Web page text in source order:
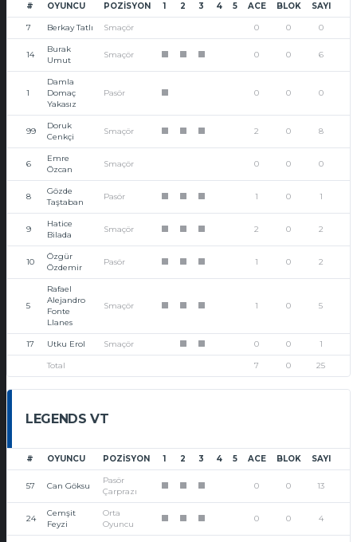
# OYUNCU POZISYON 1 2 3 4 5 ACE BLOK SAYI
7 Berkay Tatlı Smaçör 0 0 0
14
Burak
Umut
Smaçör 0 0 6
1
Damla
Domaç
Yakasız
Pasör 0 0 0
99
Doruk
Cenkçi
Smaçör 2 0 8
6
Emre
Özcan
Smaçör 0 0 0
8
Gözde
Taştaban
Pasör 1 0 1
9
Hatice
Bilada
Smaçör 2 0 2
10
Özgür
Özdemir
Pasör 1 0 2
5
Rafael
Alejandro
Fonte
Llanes
Smaçör 1 0 5
17 Utku Erol Smaçör 0 0 1
Total 7 0 25
LEGENDS VT
# OYUNCU POZISYON 1 2 3 4 5 ACE BLOK SAYI
57 Can Göksu
Pasör
Çarprazı
0 0 13
24
Cemşit
Feyzi
Orta
Oyuncu
0 0 4